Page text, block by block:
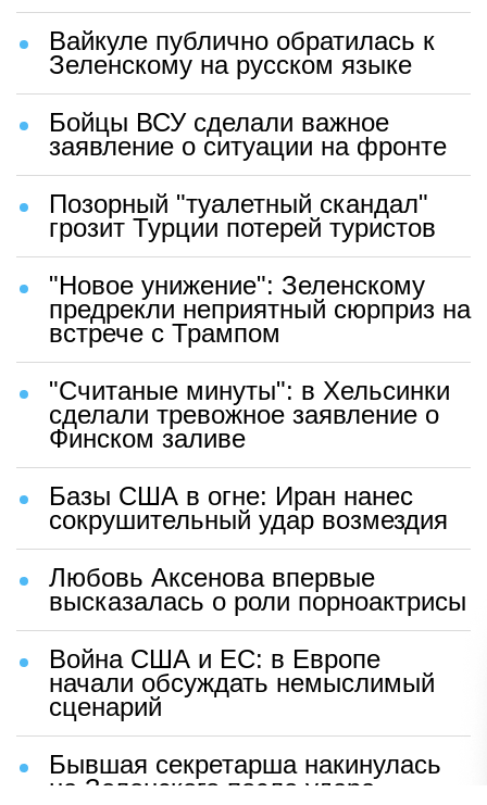
Вайкуле публично обратилась к
Зеленскому на русском языке
Бойцы ВСУ сделали важное
заявление о ситуации на фронте
Позорный "туалетный скандал"
грозит Турции потерей туристов
"Новое унижение": Зеленскому
предрекли неприятный сюрприз на
встрече с Трампом
"Считаные минуты": в Хельсинки
сделали тревожное заявление о
Финском заливе
Базы США в огне: Иран нанес
сокрушительный удар возмездия
Любовь Аксенова впервые
высказалась о роли порноактрисы
Война США и ЕС: в Европе
начали обсуждать немыслимый
сценарий
Бывшая секретарша накинулась
на Зеленского после удара